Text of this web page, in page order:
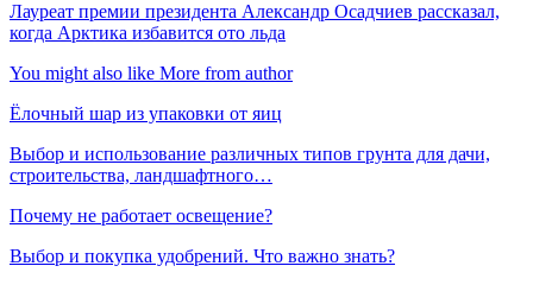
Лауреат премии президента Александр Осадчиев рассказал,
когда Арктика избавится ото льда
You might also like More from author
Ёлочный шар из упаковки от яиц
Выбор и использование различных типов грунта для дачи,
строительства, ландшафтного…
Почему не работает освещение?
Выбор и покупка удобрений. Что важно знать?